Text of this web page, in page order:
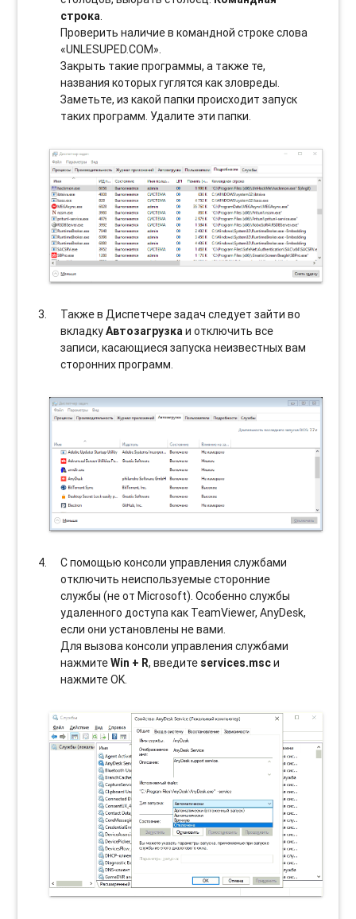
строка.
Проверить наличие в командной строке слова
«UNLESUPED.COM».
Закрыть такие программы, а также те,
названия которых гуглятся как зловреды.
Заметьте, из какой папки происходит запуск
таких программ. Удалите эти папки.
Также в Диспетчере задач следует зайти во
вкладкуАвтозагрузкаи отключить все
записи, касающиеся запуска неизвестных вам
сторонних программ.
С помощью консоли управления службами
отключить неиспользуемые сторонние
службы (не от Microsoft). Особенно службы
удаленного доступа как TeamViewer, AnyDesk,
если они установлены не вами.
Для вызова консоли управления службами
нажмитеWin + R, введите services.mscи
нажмите OK.